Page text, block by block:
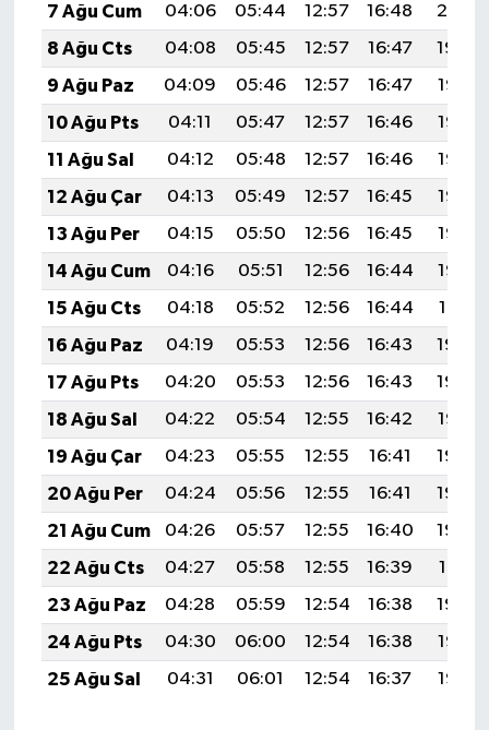
7 Ağu Cum
04:06 05:44 12:57 16:48
20:01
8 Ağu Cts
04:08 05:45 12:57 16:47
19:59
9 Ağu Paz
04:09 05:46 12:57 16:47
19:58
10 Ağu Pts
04:11 05:47 12:57 16:46
19:57
11 Ağu Sal
04:12 05:48 12:57 16:46
19:56
12 Ağu Çar
04:13 05:49 12:57 16:45
19:55
13 Ağu Per
04:15 05:50 12:56 16:45
19:53
14 Ağu Cum
04:16 05:51 12:56 16:44
19:52
15 Ağu Cts
04:18 05:52 12:56 16:44
19:51
16 Ağu Paz
04:19 05:53 12:56 16:43
19:49
17 Ağu Pts
04:20 05:53 12:56 16:43
19:48
18 Ağu Sal
04:22 05:54 12:55 16:42
19:47
19 Ağu Çar
04:23 05:55 12:55 16:41
19:45
20 Ağu Per
04:24 05:56 12:55 16:41
19:44
21 Ağu Cum
04:26 05:57 12:55 16:40
19:42
22 Ağu Cts
04:27 05:58 12:55 16:39
19:41
23 Ağu Paz
04:28 05:59 12:54 16:38
19:40
24 Ağu Pts
04:30 06:00 12:54 16:38
19:38
25 Ağu Sal
04:31 06:01 12:54 16:37 19:37